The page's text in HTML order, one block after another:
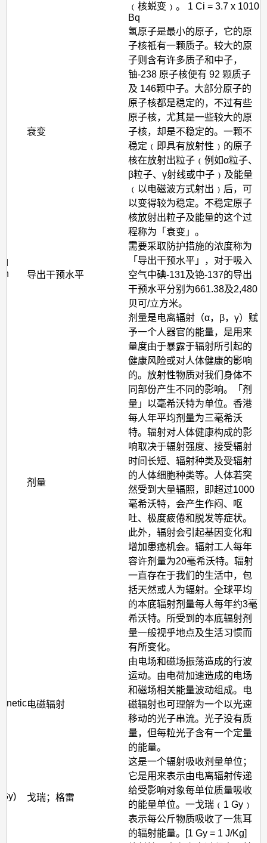
﹙核蜕变﹚。 1 Ci = 3.7 x 1010
Bq
衰变
氢原子是最小的原子，它的原
子核祇有一颗质子。较大的原
子则含有许多质子和中子，
铀-238 原子核便有 92 颗质子
及 146颗中子。大部分原子的
原子核都是稳定的，不过有些
原子核，尤其是一些较大的原
子核，却是不稳定的。一颗不
稳定﹙即具有放射性﹚的原子
核在放射出粒子﹙例如α粒子、
β粒子、γ射线或中子﹚及能量
﹙以电磁波方式射出﹚后，可
以变得较为稳定。不稳定原子
核放射出粒子及能量的这个过
程称为「衰变」。
导出干预水平
需要采取防护措施的浓度称为
「导出干预水平」，对于吸入
空气中碘-131及铯-137的导出
干预水平分别为661.38及2,480
贝可/立方米。
剂量
剂量是电离辐射（α，β，γ）赋
予一个人器官的能量，是用来
量度由于暴露于辐射所引起的
健康风险或对人体健康的影响
的。放射性物质对我们身体不
同部份产生不同的影响。「剂
量」以毫希沃特为单位。香港
每人年平均剂量为三毫希沃
特。辐射对人体健康构成的影
响取决于辐射强度、接受辐射
时间长短、辐射种类及受辐射
的人体细胞种类等。人体若突
然受到大量辐照，即超过1000
毫希沃特，会产生作闷、呕
吐、极度疲倦和脱发等症状。
此外，辐射会引起基因变化和
增加患癌机会。辐射工人每年
容许剂量为20毫希沃特。辐射
一直存在于我们的生活中，包
括天然或人为辐射。全球平均
的本底辐射剂量每人每年约3毫
希沃特。所受到的本底辐射剂
量一般视乎地点及生活习惯而
有所变化。
电磁辐射
由电场和磁场振荡造成的行波
运动。由电荷加速造成的电场
和磁场相关能量波动组成。电
磁辐射也可理解为一个以光速
移动的光子串流。光子没有质
量，但每粒光子含有一个定量
的能量。
戈瑞；格雷
这是一个辐射吸收剂量单位；
它是用来表示由电离辐射传递
给受影响对象每单位质量吸收
的能量单位。一戈瑞﹙1 Gy﹚
表示每公斤物质吸收了一焦耳
的辐射能量。[1 Gy = 1 J/Kg]